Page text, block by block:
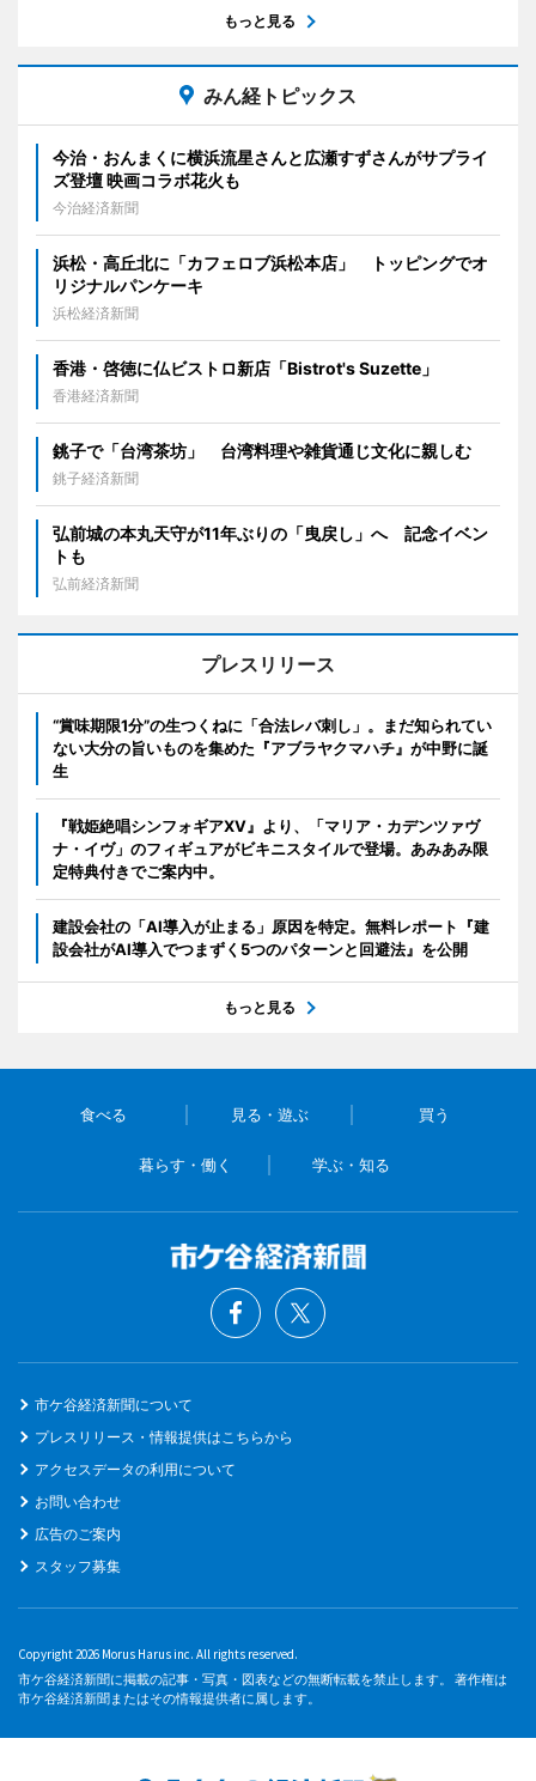
もっと見る
みん経トピックス
今治・おんまくに横浜流星さんと広瀬すずさんがサプライ
ズ登壇 映画コラボ花火も
今治経済新聞
浜松・高丘北に「カフェロブ浜松本店」 トッピングでオ
リジナルパンケーキ
浜松経済新聞
香港・啓徳に仏ビストロ新店「Bistrot's Suzette」
香港経済新聞
銚子で「台湾茶坊」 台湾料理や雑貨通じ文化に親しむ
銚子経済新聞
弘前城の本丸天守が11年ぶりの「曳戻し」へ 記念イベン
トも
弘前経済新聞
プレスリリース
“賞味期限1分”の生つくねに「合法レバ刺し」。まだ知られてい
ない大分の旨いものを集めた『アブラヤクマハチ』が中野に誕
生
『戦姫絶唱シンフォギアXV』より、「マリア・カデンツァヴ
ナ・イヴ」のフィギュアがビキニスタイルで登場。あみあみ限
定特典付きでご案内中。
建設会社の「AI導入が止まる」原因を特定。無料レポート『建
設会社がAI導入でつまずく5つのパターンと回避法』を公開
もっと見る
食べる 見る・遊ぶ 買う
暮らす・働く 学ぶ・知る
市ケ谷経済新聞について
プレスリリース・情報提供はこちらから
アクセスデータの利用について
お問い合わせ
広告のご案内
スタッフ募集
Copyright 2026 Morus Harus inc. All rights reserved.
市ケ谷経済新聞に掲載の記事・写真・図表などの無断転載を禁止します。 著作権は
市ケ谷経済新聞またはその情報提供者に属します。